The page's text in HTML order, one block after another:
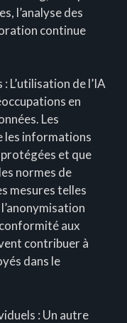
l’analyse des
continue
L’utilisation de l’IA
en
Les
les informations
et que
normes de
mesures telles
aux
contribuer à
dans le
: Un autre